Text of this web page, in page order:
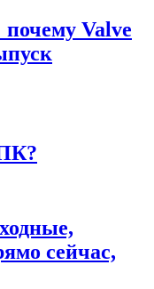
почему Valve
сейчас,